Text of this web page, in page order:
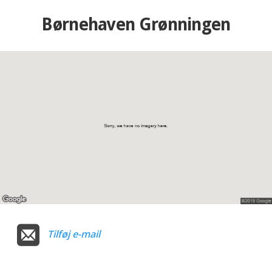
Børnehaven Grønningen
Tilføj e-mail